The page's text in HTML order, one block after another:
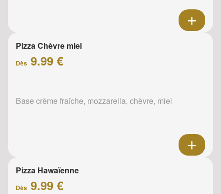
Pizza Chèvre miel
Dès 9.99 €
Base crème fraîche, mozzarella, chèvre, miel
Pizza Hawaïenne
Dès 9.99 €